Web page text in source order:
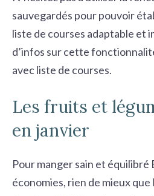
sauvegardés pour pouvoir
liste de courses adaptable et
d’infos sur cette
avec liste de courses.
Les fruits et
en janvier
Pour manger sain et équilibré
économies, rien de mieux